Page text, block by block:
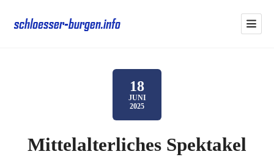
18
JUNI
2025
Mittelalterliches Spektakel